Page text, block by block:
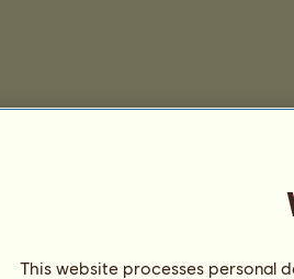
This website processes personal